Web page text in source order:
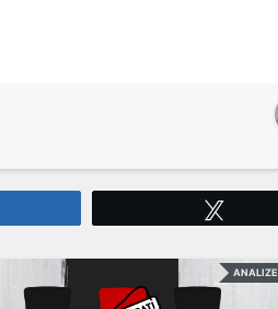
ANALIZE